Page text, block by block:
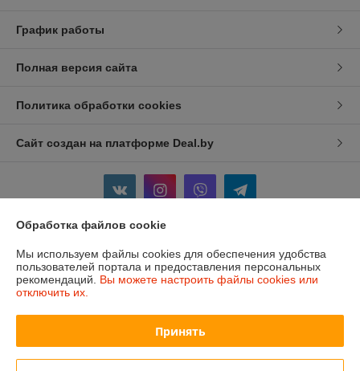
График работы
Полная версия сайта
Политика обработки cookies
Сайт создан на платформе Deal.by
Информация для покупателя
Индивидуальный предприниматель:ИП Изотов Алексей Олегович
Минск. Ул. Седых 36-25
Регистрационный номер ЕГР: 193806782
Регистрационный орган: Мингорисполком
Обработка файлов cookie
Мы используем файлы cookies для обеспечения удобства
пользователей портала и предоставления персональных
рекомендаций. Вы можете настроить файлы cookies или
отключить их.
Принять